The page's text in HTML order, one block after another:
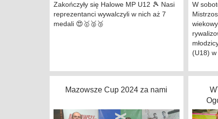
Zakończyły się Halowe MP U12 🎾 Nasi
reprezentanci wywalczyli w nich aż 7
medali 😍🥇🥈🥉
W
(U18) w
Mazowsze Cup 2024 za nami